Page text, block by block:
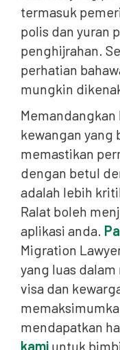
termasuk
polis dan yuran
penghijrahan.
perhatian
mungkin
kewangan yang
memastikan
dengan betul
adalah lebih
Ralat boleh
aplikasi anda.
Migration
yang luas
visa dan
mendapatkan
kami untuk